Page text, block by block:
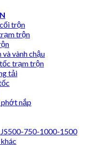
trộn
trộn
và vành chậu
trạm trộn
tải
phớt nắp
750-1000-1500